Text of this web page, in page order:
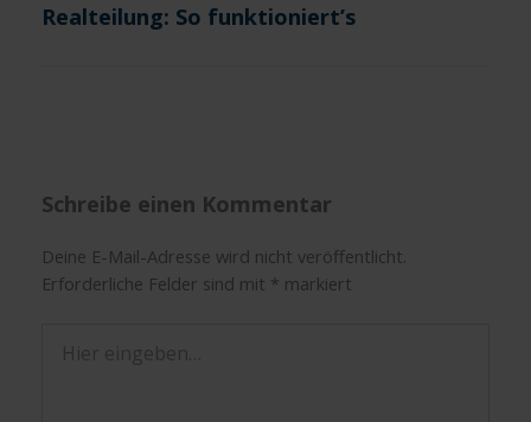
Realteilung: So funktioniert’s
Schreibe einen Kommentar
Deine E-Mail-Adresse wird nicht veröffentlicht.
Erforderliche Felder sind mit * markiert
eingeben…